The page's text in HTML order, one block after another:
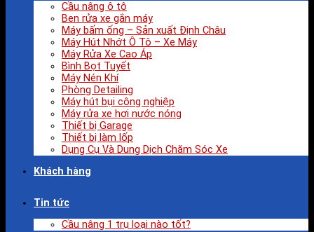
Cầu nâng ô tô
Ben rửa xe gắn máy
Máy bấm ống – Sản xuất Định Châu
Máy Hút Nhớt Ô Tô – Xe Máy
Máy Rửa Xe Cao Áp
Bình Bọt Tuyết
Máy Nén Khí
Phòng Detailing
Máy hút bụi công nghiệp
Máy rửa xe hơi nước nóng
Thiết bị Garage
Thiết bị làm lốp
Dụng Cụ Và Dung Dịch Chăm Sóc Xe
Khách hàng
Tin tức
Cầu nâng 1 trụ loại nào tốt?